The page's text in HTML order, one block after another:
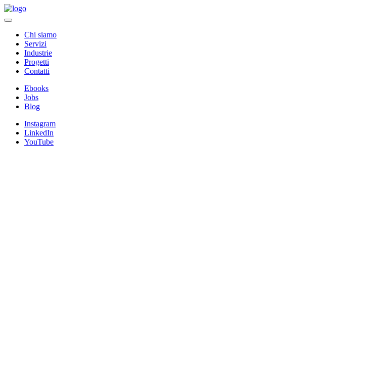
Chi siamo
Servizi
Industrie
Progetti
Contatti
Ebooks
Jobs
Blog
Instagram
LinkedIn
YouTube